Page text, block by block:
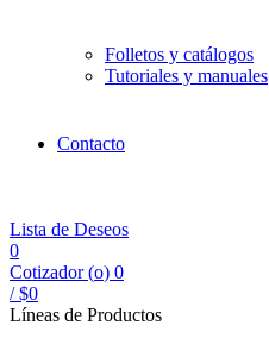
Folletos y catálogos
Tutoriales y manuales
Contacto
Lista de Deseos
0
Cotizador (o) 0
/ $0
Líneas de Productos